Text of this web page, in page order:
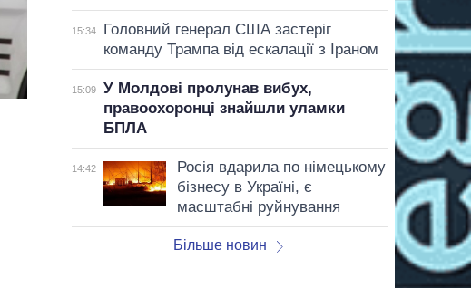
15:34
Головний генерал США застеріг
команду Трампа від ескалації з Іраном
15:09
У Молдові пролунав вибух,
правоохоронці знайшли уламки
БПЛА
14:42
Росія вдарила по німецькому
бізнесу в Україні, є
масштабні руйнування
Більше новин